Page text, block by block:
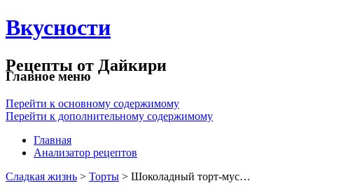
Вкусности
Рецепты от Дайкири
Главное меню
Перейти к основному содержимому
Перейти к дополнительному содержимому
Главная
Анализатор рецептов
Сладкая жизнь > Торты > Шоколадный торт-мус…